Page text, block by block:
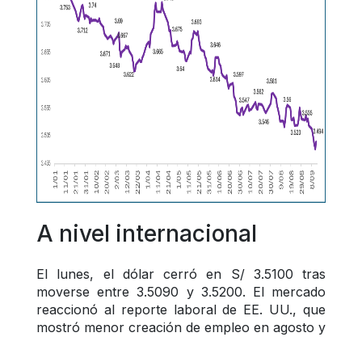
A nivel internacional
El lunes, el dólar cerró en S/ 3.5100 tras
moverse entre 3.5090 y 3.5200. El mercado
reaccionó al reporte laboral de EE. UU., que
mostró menor creación de empleo en agosto y